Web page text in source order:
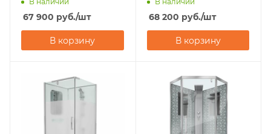
67 900 руб./шт
В корзину
68 200 руб./шт
В корзину